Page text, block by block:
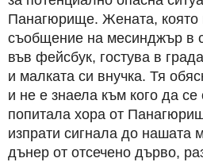
Панагюрище. Жената, която
съобщение на месинджър в
във фейсбук, гостува в
и малката си внучка. Тя
и не е знаела към кого да
попитала хора от
изпрати сигнала до нашата
дънер от отсечено дърво,